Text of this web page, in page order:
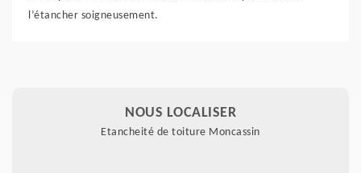
l’étancher soigneusement.
NOUS LOCALISER
Etancheité de toiture Moncassin